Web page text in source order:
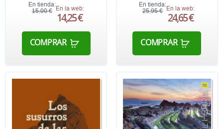
En tienda:
15,00 € En la web:
14,25 €
COMPRAR
En tienda:
25,95 €
En la web:
24,65 €
COMPRAR